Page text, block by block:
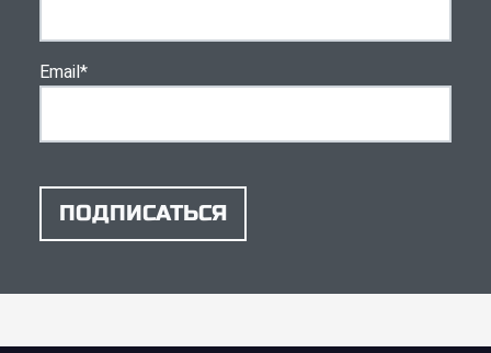
Email*
ПОДПИСАТЬСЯ